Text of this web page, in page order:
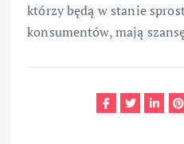
którzy będą w stanie
konsumentów, mają